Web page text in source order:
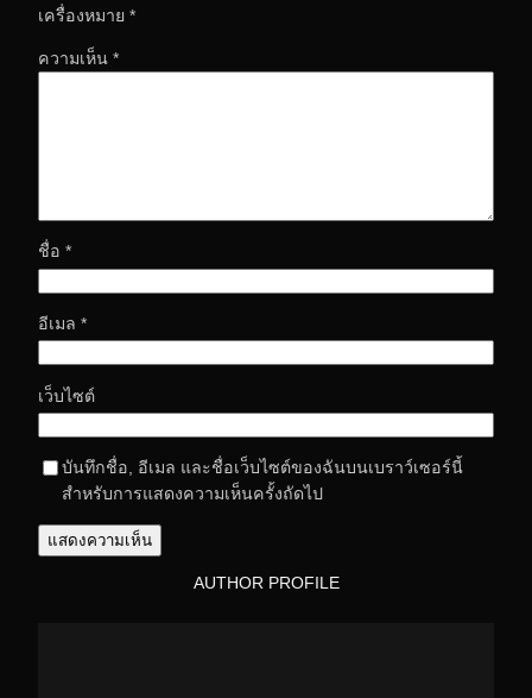
เครื่องหมาย *
ความเห็น *
ชื่อ *
อีเมล *
เว็บไซต์
บันทึกชื่อ, อีเมล และชื่อเว็บไซต์ของฉันบนเบราว์เซอร์นี้
สำหรับการแสดงความเห็นครั้งถัดไป
AUTHOR PROFILE